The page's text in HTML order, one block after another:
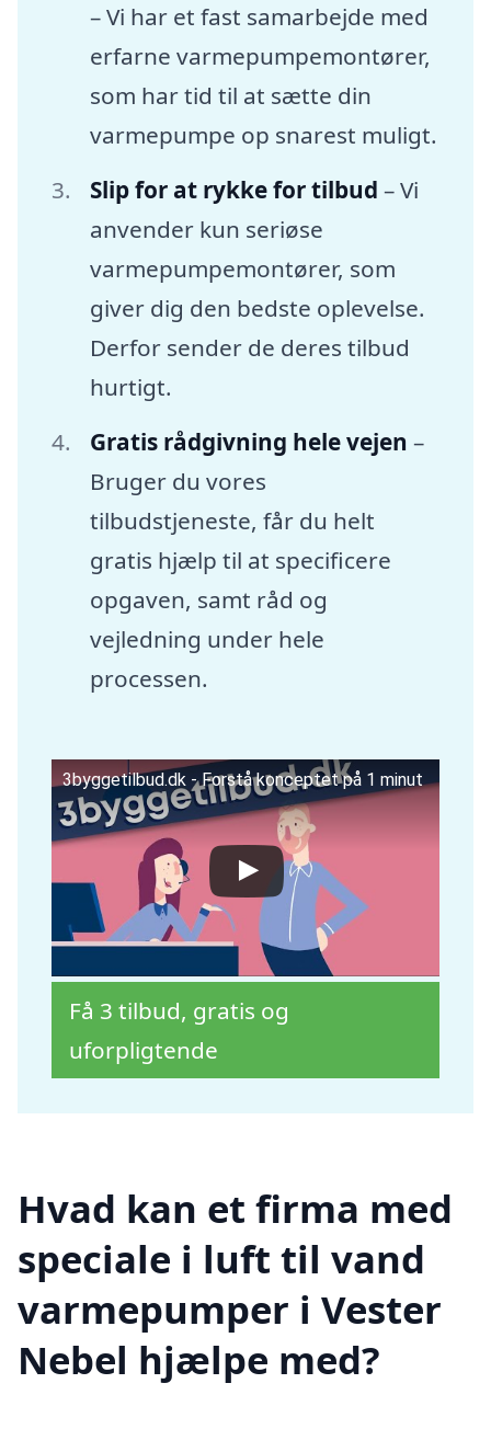
– Vi har et fast samarbejde med
erfarne varmepumpemontører,
som har tid til at sætte din
varmepumpe op snarest muligt.
Slip for at rykke for tilbud – Vi
anvender kun seriøse
varmepumpemontører, som
giver dig den bedste oplevelse.
Derfor sender de deres tilbud
hurtigt.
Gratis rådgivning hele vejen –
Bruger du vores
tilbudstjeneste, får du helt
gratis hjælp til at specificere
opgaven, samt råd og
vejledning under hele
processen.
3byggetilbud.dk - Forstå konceptet på 1 minut
Få 3 tilbud, gratis og
uforpligtende
Hvad kan et firma med
speciale i luft til vand
varmepumper i Vester
Nebel hjælpe med?